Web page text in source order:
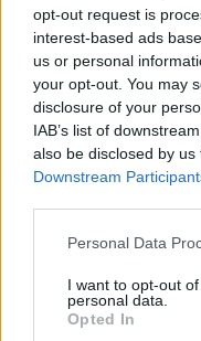
opt-out request is
interest-based ads
us or personal
your opt-out. You may
disclosure of your
IAB’s list of
also be disclosed by
Downstream
Please note that this
not limited to your visit
grant or deny consent
use your data for
Personal Data
I want to opt-out
personal data.
Opted In
υποεπιτροπής
Ισχύος της Επιτροπής
Αντιπροσώπων.
Την ίδια ημέρα θα
υπουργών Εξωτερικών
στις 27 και 28 Μαΐου
συναντηθεί με την
Συνέλευσης του
Σε ό,τι αφορά το
πρέσβεως Αλεξάνδρας
Μαΐου θα
Σύνοδο Υπουργών